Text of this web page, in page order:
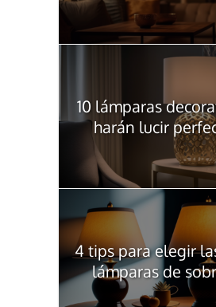
10 lámparas
harán lucir
4 tips para elegir
lámparas de